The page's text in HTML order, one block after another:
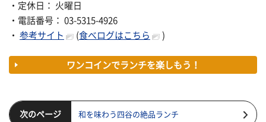
・定休日： 火曜日
・電話番号： 03-5315-4926
・ 参考サイト (食べログはこちら )
ワンコインでランチを楽しもう！
次のページ 和を味わう四谷の絶品ランチ